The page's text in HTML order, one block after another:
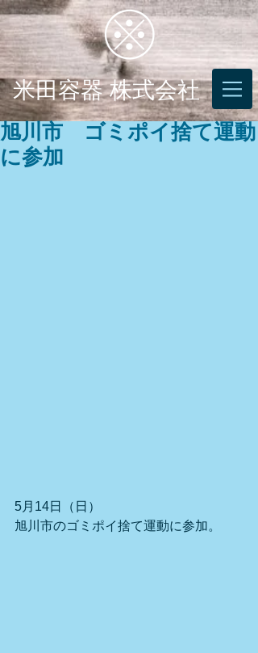
米田容器 株式会社
旭川市 ゴミポイ捨て運動
に参加
5月14日（日）
旭川市のゴミポイ捨て運動に参加。